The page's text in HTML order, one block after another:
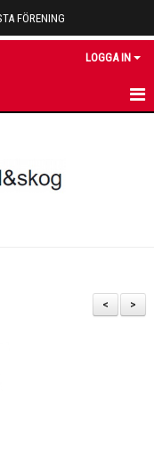
FÖRENING
LOGGA IN
>
<